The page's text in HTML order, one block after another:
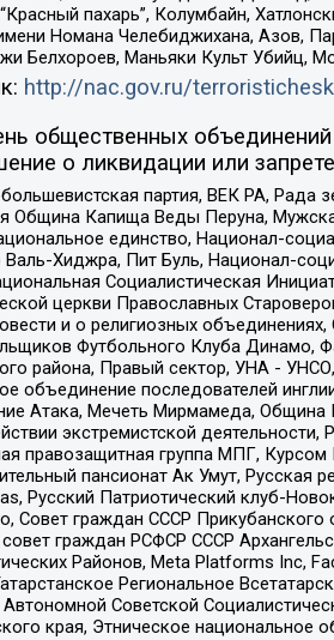
пахарь”, Колумбайн,
Номана Челебиджихана, Азов,
Белхороев, Маньяки Культ Убийц,
http://nac.gov.ru/
общественных
о ликвидации или
партия, ВЕК РА, Рада
Община Капища Веды Перуна,
единство, Национал-
Хиджра, Пит Буль, Национал-
Социалистическая
церкви Православных
и о религиозных
Футбольного Клуба Динамо,
района, Правый сектор, УНА - УНСО,
объединение последователей
Атака, Мечеть Мирмамеда, Община
экстремистской
правозащитная группа МПГ, Курсом
пансионат Ак Умут, Русская
Русский Патриотический клуб-
Совет граждан СССР
граждан РСФСР СССР
Районов, Meta Platforms Inc,
Региональное
Автономной Советской
края, Этническое национальное